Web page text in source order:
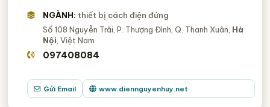
NGÀNH: thiết bị cách điện đứng
Số 108 Nguyễn Trãi, P. Thượng Đình, Q. Thanh Xuân, Hà
Nội , Việt Nam
097408084
Gửi Email www.diennguyenhuy.net